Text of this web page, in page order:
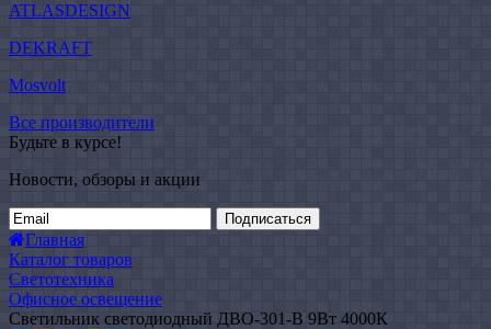
ATLASDESIGN
DEKRAFT
Mosvolt
Все производители
Будьте в курсе!
Новости, обзоры и акции
Подписаться
Главная
Каталог товаров
Светотехника
Офисное освещение
Светильник светодиодный ДВО-301-В 9Вт 4000К